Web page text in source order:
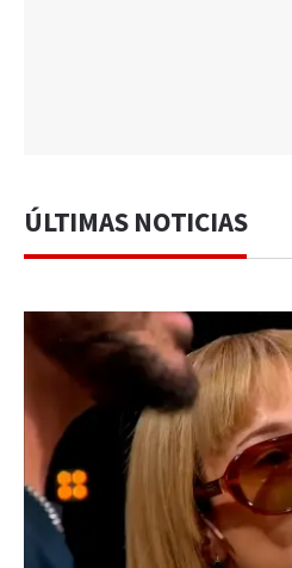
ÚLTIMAS NOTICIAS